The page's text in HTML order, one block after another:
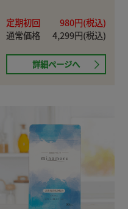
定期初回
980円(税込)
通常価格
4,299円(税込)
詳細ページへ